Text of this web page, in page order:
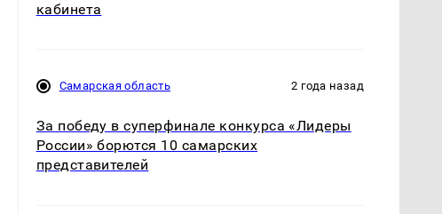
кабинета
Самарская область 2 года назад
За победу в суперфинале конкурса «Лидеры
России» борются 10 самарских
представителей